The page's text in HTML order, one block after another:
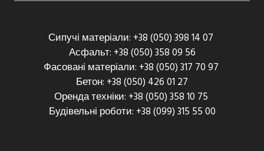
Сипучі матеріали: +38 (050) 398 14 07
Асфальт: +38 (050) 358 09 56
Фасовані матеріали: +38 (050) 317 70 97
Бетон: +38 (050) 426 01 27
Оренда техніки: +38 (050) 358 10 75
Будівельні роботи: +38 (099) 315 55 00